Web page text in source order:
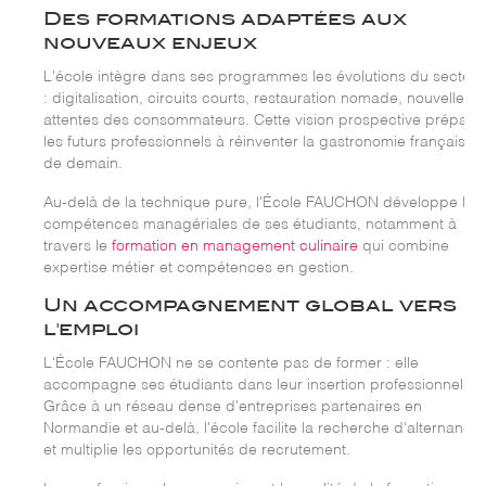
Des formations adaptées aux
nouveaux enjeux
L'école intègre dans ses programmes les évolutions du secteur
: digitalisation, circuits courts, restauration nomade, nouvelles
attentes des consommateurs. Cette vision prospective prépare
les futurs professionnels à réinventer la gastronomie française
de demain.
Au-delà de la technique pure, l'École FAUCHON développe les
compétences managériales de ses étudiants, notamment à
travers le formation en management culinaire qui combine
expertise métier et compétences en gestion.
Un accompagnement global vers
l'emploi
L'École FAUCHON ne se contente pas de former : elle
accompagne ses étudiants dans leur insertion professionnelle.
Grâce à un réseau dense d'entreprises partenaires en
Normandie et au-delà, l'école facilite la recherche d'alternance
et multiplie les opportunités de recrutement.